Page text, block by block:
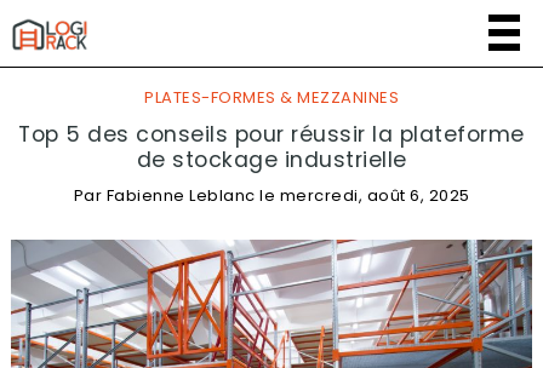
PLATES-FORMES & MEZZANINES
Top 5 des conseils pour réussir la plateforme
de stockage industrielle
Par Fabienne Leblanc le mercredi, août 6, 2025